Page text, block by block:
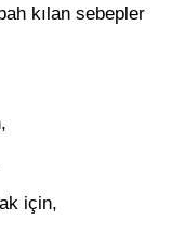
kılan sebepler
için,